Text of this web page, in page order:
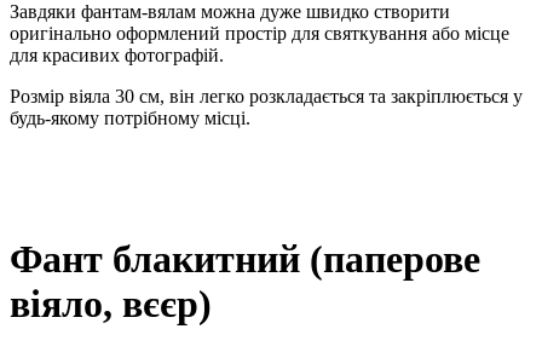
Завдяки фантам-вялам можна дуже швидко створити
оригінально оформлений простір для святкування або місце
для красивих фотографій.
Розмір віяла 30 см, він легко розкладається та закріплюється у
будь-якому потрібному місці.
Фант блакитний (паперове
віяло, вєєр)